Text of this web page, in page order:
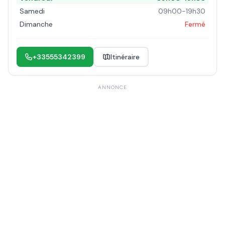
Samedi
09h00-19h30
Dimanche
Fermé
+33555342399 Itinéraire
ANNONCE